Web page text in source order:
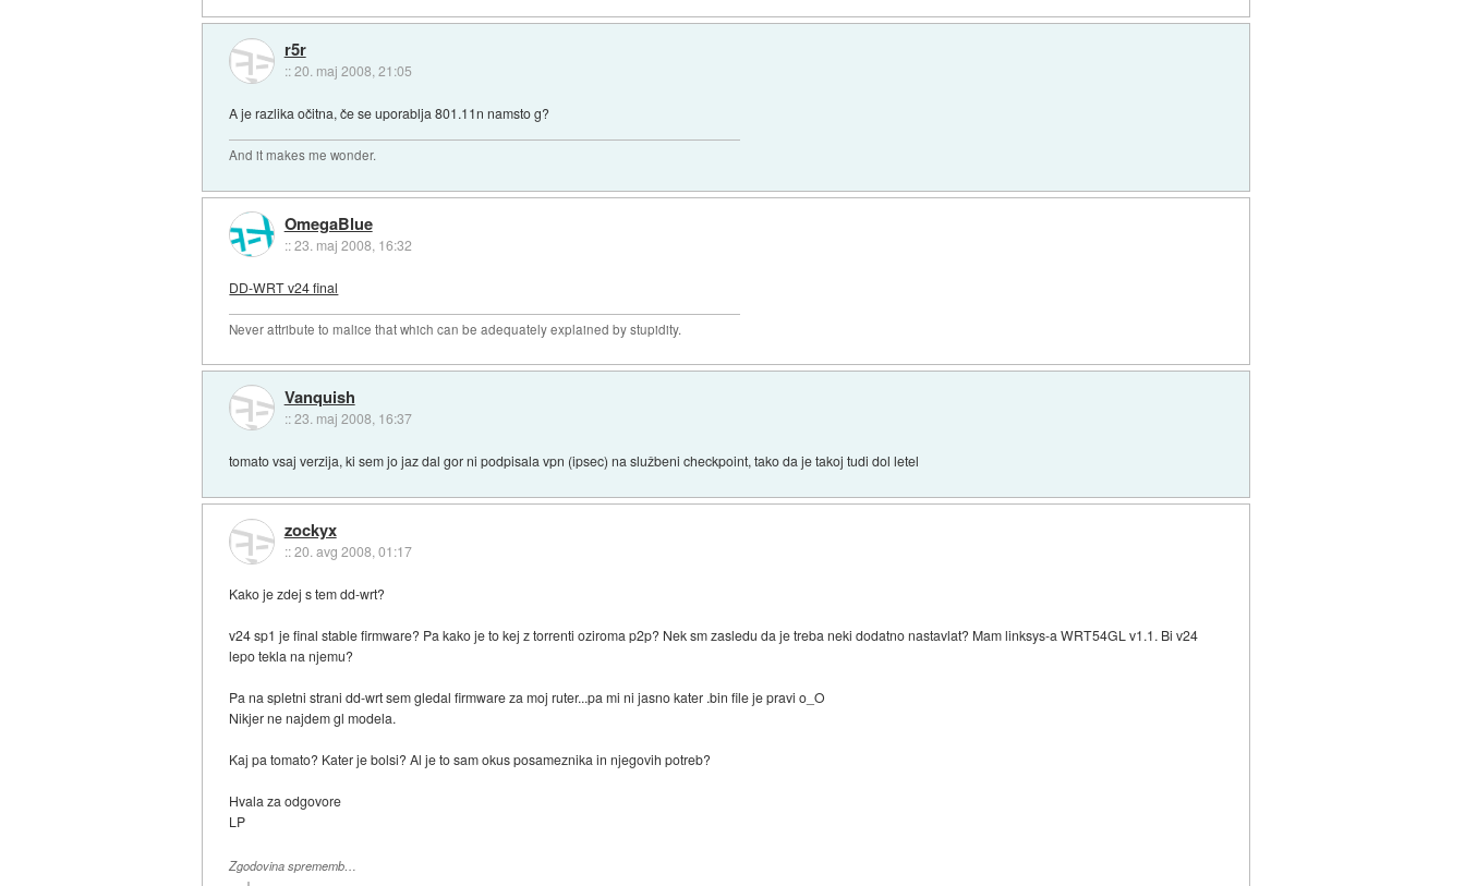
r5r
::20. maj 2008, 21:05
A je razlika očitna, če se uporablja 801.11n namsto g?
And it makes me wonder.
OmegaBlue
::23. maj 2008, 16:32
DD-WRT v24 final
Never attribute to malice that which can be adequately explained by stupidity.
Vanquish
::23. maj 2008, 16:37
tomato vsaj verzija, ki sem jo jaz dal gor ni podpisala vpn (ipsec) na službeni checkpoint, tako da je takoj tudi dol letel
zockyx
::20. avg 2008, 01:17
Kako je zdej s tem dd-wrt?
v24 sp1 je final stable firmware? Pa kako je to kej z torrenti oziroma p2p? Nek sm zasledu da je treba neki dodatno nastavlat? Mam linksys-a WRT54GL v1.1. Bi v24
lepo tekla na njemu?
Pa na spletni strani dd-wrt sem gledal firmware za moj ruter...pa mi ni jasno kater .bin file je pravi o_O
Nikjer ne najdem gl modela.
Kaj pa tomato? Kater je bolsi? Al je to sam okus posameznika in njegovih potreb?
Hvala za odgovore
LP
Zgodovina sprememb…